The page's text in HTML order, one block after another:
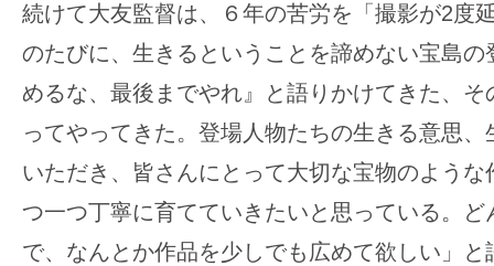
続けて大友監督は、６年の苦労を「撮影が2度
のたびに、生きるということを諦めない宝島の
めるな、最後までやれ』と語りかけてきた、
ってやってきた。登場人物たちの生きる意思
いただき、皆さんにとって大切な宝物のよう
つ一つ丁寧に育てていきたいと思っている。ど
で、なんとか作品を少しでも広めて欲しい」